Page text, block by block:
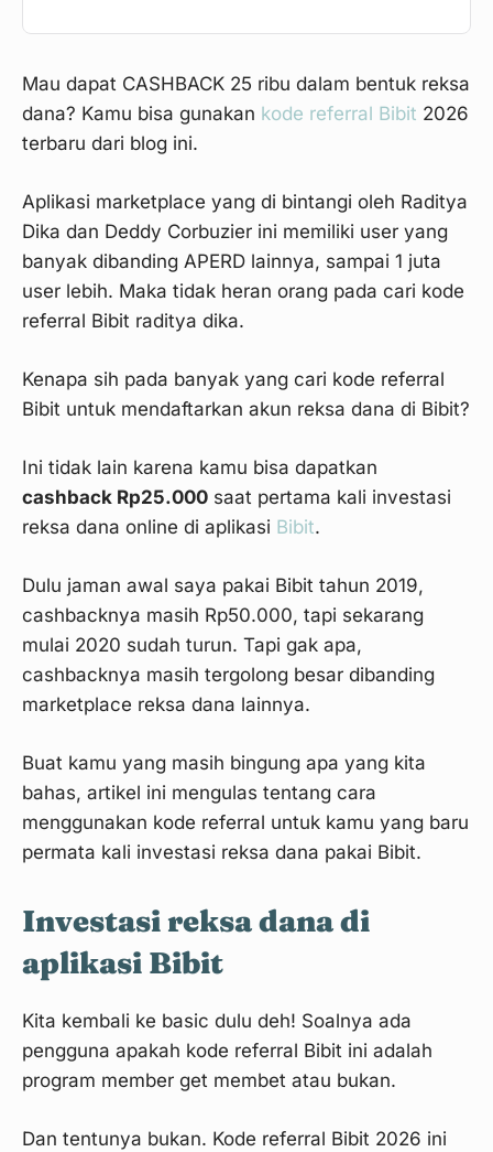
Mau dapat CASHBACK 25 ribu dalam bentuk reksa
dana? Kamu bisa gunakan kode referral Bibit 2026
terbaru dari blog ini.
Aplikasi marketplace yang di bintangi oleh Raditya
Dika dan Deddy Corbuzier ini memiliki user yang
banyak dibanding APERD lainnya, sampai 1 juta
user lebih. Maka tidak heran orang pada cari kode
referral Bibit raditya dika.
Kenapa sih pada banyak yang cari kode referral
Bibit untuk mendaftarkan akun reksa dana di Bibit?
Ini tidak lain karena kamu bisa dapatkan
cashback Rp25.000 saat pertama kali investasi
reksa dana online di aplikasi Bibit.
Dulu jaman awal saya pakai Bibit tahun 2019,
cashbacknya masih Rp50.000, tapi sekarang
mulai 2020 sudah turun. Tapi gak apa,
cashbacknya masih tergolong besar dibanding
marketplace reksa dana lainnya.
Buat kamu yang masih bingung apa yang kita
bahas, artikel ini mengulas tentang cara
menggunakan kode referral untuk kamu yang baru
permata kali investasi reksa dana pakai Bibit.
Investasi reksa dana di
aplikasi Bibit
Kita kembali ke basic dulu deh! Soalnya ada
pengguna apakah kode referral Bibit ini adalah
program member get membet atau bukan.
Dan tentunya bukan. Kode referral Bibit 2026 ini